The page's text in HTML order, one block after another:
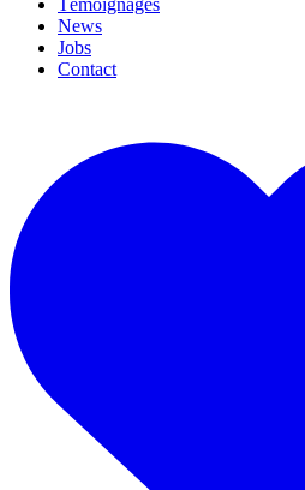
Témoignages
News
Jobs
Contact